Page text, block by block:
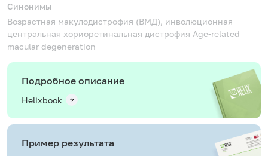
Синонимы
Возрастная макулодистрофия (ВМД), инволюционная
центральная хориоретинальная дистрофия Age-related
macular degeneration
Подробное описание
Helixbook
Пример результата